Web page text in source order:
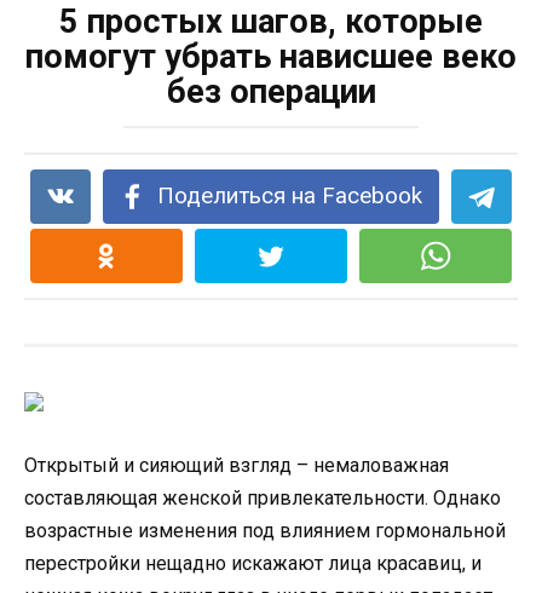
5 простых шагов, которые
помогут убрать нависшее веко
без операции
Поделиться на Facebook
Открытый и сияющий взгляд – немаловажная
составляющая женской привлекательности. Однако
возрастные изменения под влиянием гормональной
перестройки нещадно искажают лица красавиц, и